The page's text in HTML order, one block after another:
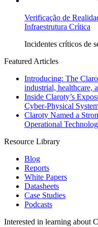
Verificação de
Infraestrutura Crítica
Incidentes críticos de
Featured Articles
Introducing: The
industrial, healthcare,
Inside Claroty’s
Cyber-Physical
Claroty Named a
Operational
Resource Library
Blog
Reports
White Papers
Datasheets
Case Studies
Podcasts
Interested in learning about